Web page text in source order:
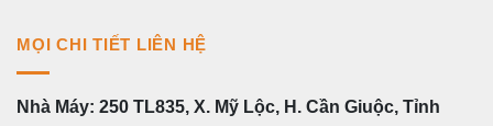
MỌI CHI TIẾT LIÊN HỆ
Nhà Máy: 250 TL835, X. Mỹ Lộc, H. Cần Giuộc, Tỉnh